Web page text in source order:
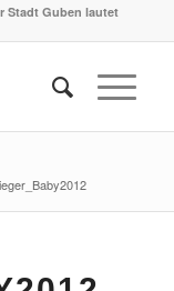
Stadt Guben lautet